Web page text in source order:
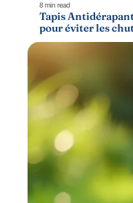
8 min read
Tapis
pour éviter les